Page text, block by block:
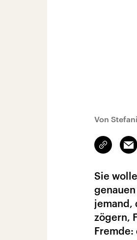
Von
Link
kopieren/
Email
Sie
jemand,
zögern,